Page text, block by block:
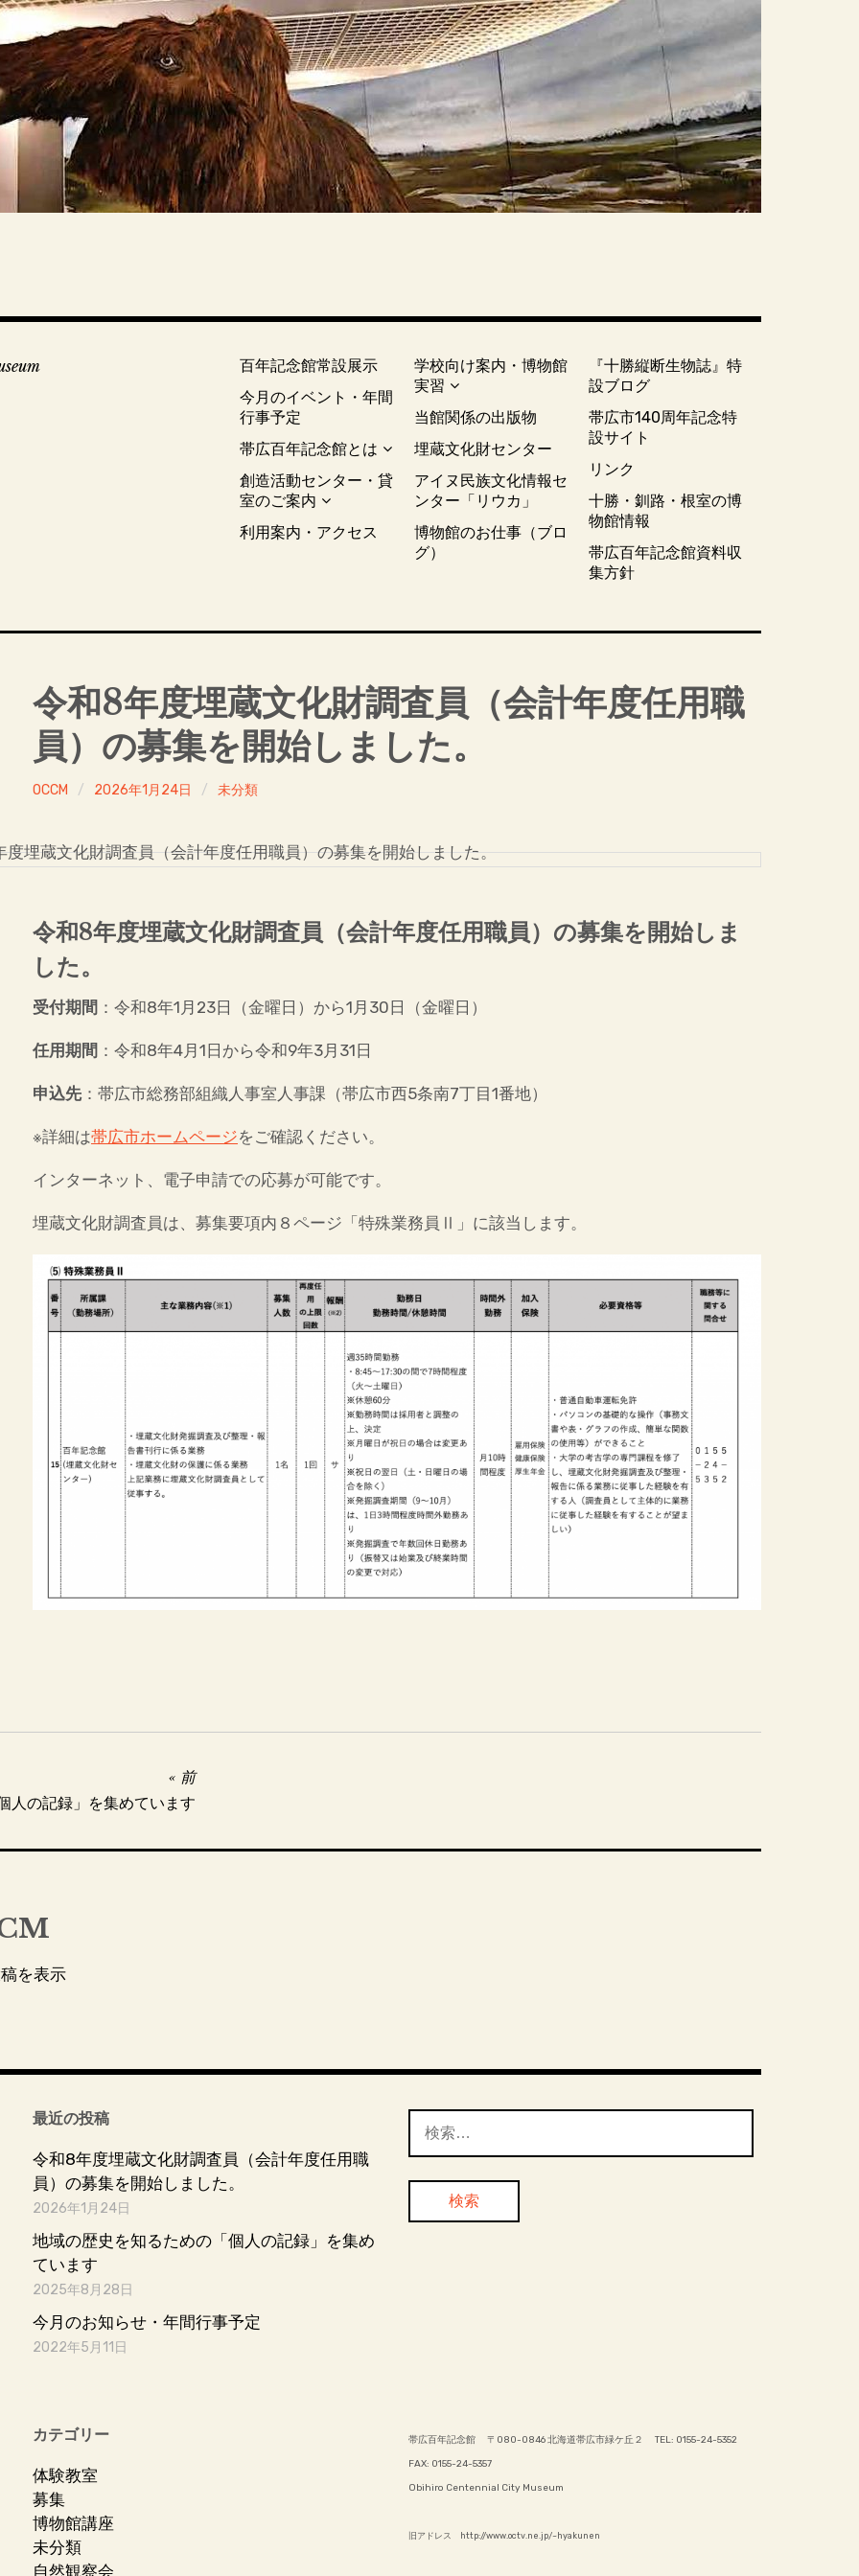
百年記念館常設展示
今月のイベント・年間
行事予定
帯広百年記念館とは
創造活動センター・貸
室のご案内
利用案内・アクセス
学校向け案内・博物館
実習
当館関係の出版物
埋蔵文化財センター
アイヌ民族文化情報セ
ンター「リウカ」
博物館のお仕事（ブロ
グ）
『十勝縦断生物誌』特
設ブログ
帯広市140周年記念特
設サイト
リンク
十勝・釧路・根室の博
物館情報
帯広百年記念館資料収
集方針
令和8年度埋蔵文化財調査員（会計年度任用職
員）の募集を開始しました。
OCCM 2026年1月24日 未分類
令和8年度埋蔵文化財調査員（会計年度任用職員）の募集を開始しま
した。
受付期間 ：令和8年1月23日（金曜日）から1月30日（金曜日）
任用期間 ：令和8年4月1日から令和9年3月31日
申込先：帯広市総務部組織人事室人事課（帯広市西5条南7丁目1番地）
※詳細は帯広市ホームページをご確認ください。
インターネット、電子申請での応募が可能です。
埋蔵文化財調査員は、募集要項内８ページ「特殊業務員Ⅱ」に該当します。
前
人の記録」を集めています
を表示
最近の投稿
令和8年度埋蔵文化財調査員（会計年度任用職
員）の募集を開始しました。
2026年1月24日
地域の歴史を知るための「個人の記録」を集め
ています
2025年8月28日
今月のお知らせ・年間行事予定
2022年5月11日
索:
カテゴリー
体験教室
募集
博物館講座
未分類
自然観察会
帯広百年記念館 〒080-0846 北海道帯広市緑ケ丘２ TEL: 0155-24-5352
FAX: 0155-24-5357
Obihiro Centennial City Museum
旧アドレス http://www.octv.ne.jp/~hyakunen